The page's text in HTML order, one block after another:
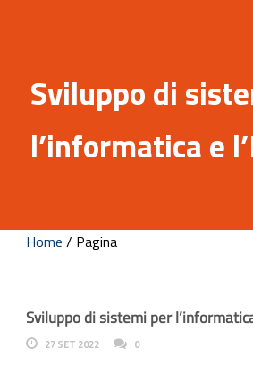
Sviluppo di
l’informatica e
Home / Pagina
Sviluppo di sistemi per
27 SET 2022 0